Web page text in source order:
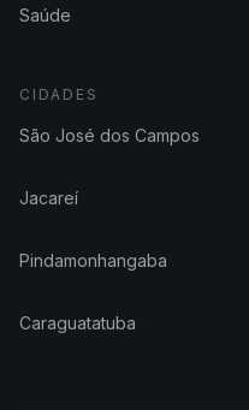
Saúde
CIDADES
São José dos Campos
Jacareí
Pindamonhangaba
Caraguatatuba